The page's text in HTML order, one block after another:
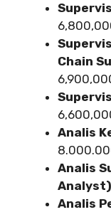
Chain
Analis
Analis
Analis